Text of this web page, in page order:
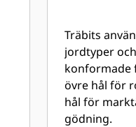
Träbits
jordtyper och
konformade
övre hål för
hål för
gödning.